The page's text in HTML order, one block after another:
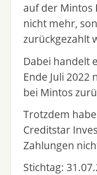
auf der Mintos
nicht mehr,
zurückgezahlt
Dabei handelt
Ende Juli 2022
bei Mintos
Trotzdem
Creditstar
Zahlungen
Stichtag: